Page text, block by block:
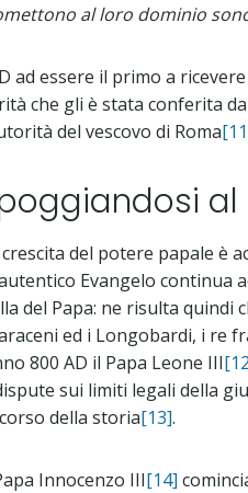
al loro dominio
ad essere il primo a
che gli è stata conferita
del vescovo di Roma
al
del potere papale
Evangelo
del Papa: ne risulta quindi
ed i Longobardi, i
800 AD il Papa Leone III
sui limiti legali della
della storia[13].
Innocenzo III[14]